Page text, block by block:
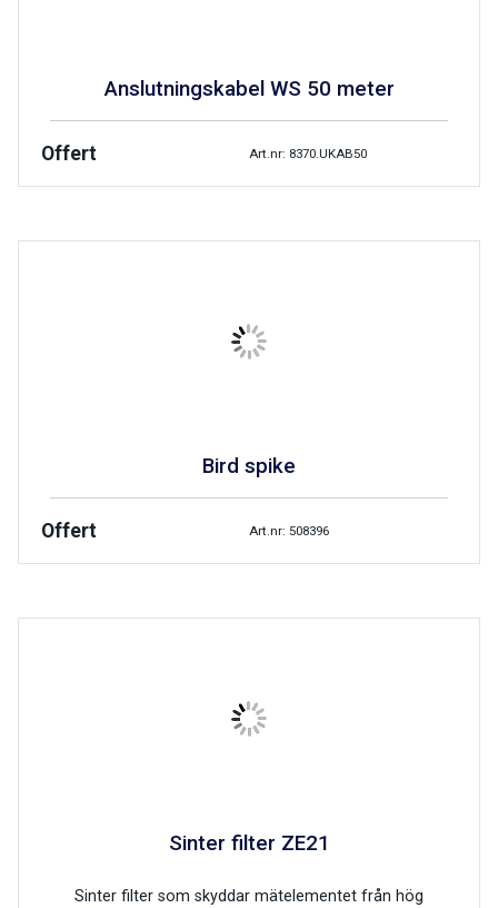
Anslutningskabel WS 50 meter
Offert Art.nr: 8370.UKAB50
Bird spike
Offert Art.nr: 508396
Sinter filter ZE21
Sinter filter som skyddar mätelementet från hög